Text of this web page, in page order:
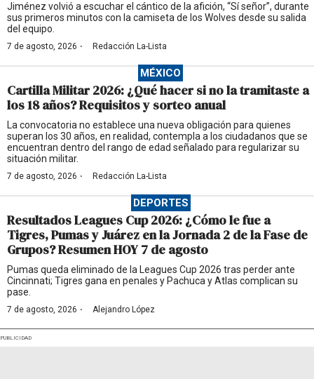
Jiménez volvió a escuchar el cántico de la afición, “Sí señor”, durante
sus primeros minutos con la camiseta de los Wolves desde su salida
del equipo.
7 de agosto, 2026 · Redacción La-Lista
MÉXICO
Cartilla Militar 2026: ¿Qué hacer si no la tramitaste a
los 18 años? Requisitos y sorteo anual
La convocatoria no establece una nueva obligación para quienes
superan los 30 años, en realidad, contempla a los ciudadanos que se
encuentran dentro del rango de edad señalado para regularizar su
situación militar.
7 de agosto, 2026 · Redacción La-Lista
DEPORTES
Resultados Leagues Cup 2026: ¿Cómo le fue a
Tigres, Pumas y Juárez en la Jornada 2 de la Fase de
Grupos? Resumen HOY 7 de agosto
Pumas queda eliminado de la Leagues Cup 2026 tras perder ante
Cincinnati; Tigres gana en penales y Pachuca y Atlas complican su
pase.
7 de agosto, 2026 · Alejandro López
PUBLICIDAD